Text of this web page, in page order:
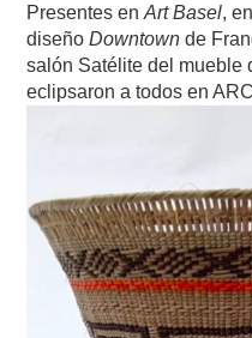
Presentes enArt Basel,
diseñoDowntownde
salón Satélite del mueble
eclipsaron a todos en